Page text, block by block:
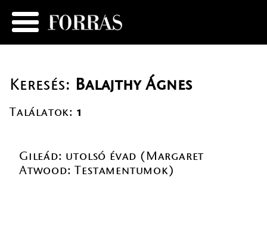
Keresés: Balajthy Ágnes
Találatok: 1
Gileád: utolsó évad (Margaret
Atwood: Testamentumok)